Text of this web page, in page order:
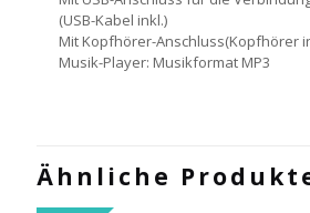
(USB-Kabel inkl.)
Mit Kopfhörer-Anschluss(Kopfhörer
Musik-Player: Musikformat MP3
Ähnliche